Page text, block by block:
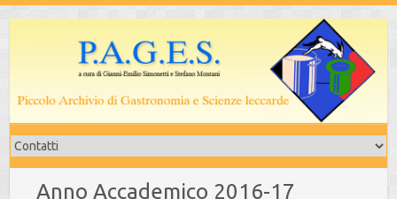
Anno Accademico 2016-17